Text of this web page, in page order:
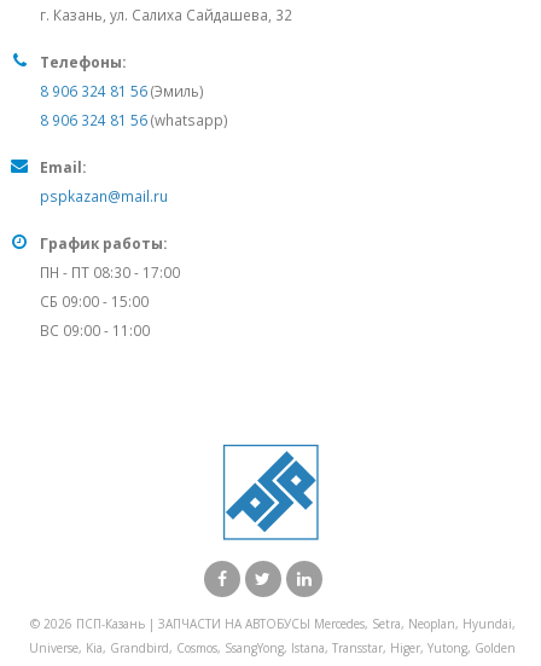
г. Казань, ул. Салиха Сайдашева, 32
Телефоны:
8 906 324 81 56(Эмиль)
8 906 324 81 56(whatsapp)
Email:
pspkazan@mail.ru
График работы:
ПН - ПТ 08:30 - 17:00
СБ 09:00 - 15:00
ВС 09:00 - 11:00
© 2026 ПСП-Казань | ЗАПЧАСТИ НА АВТОБУСЫ Mercedes, Setra, Neoplan, Hyundai,
Universe, Kia, Grandbird, Cosmos, SsangYong, Istana, Transstar, Higer, Yutong, Golden